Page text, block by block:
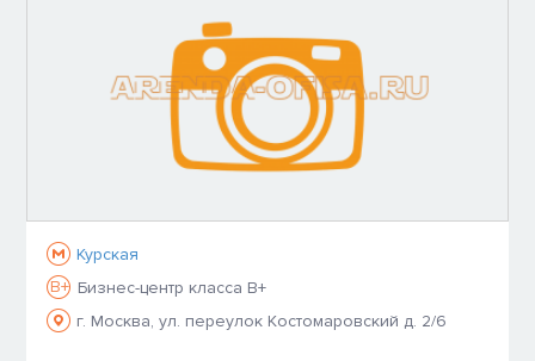
Курская
B+ Бизнес-центр класса B+
г. Москва, ул. переулок Костомаровский д. 2/6